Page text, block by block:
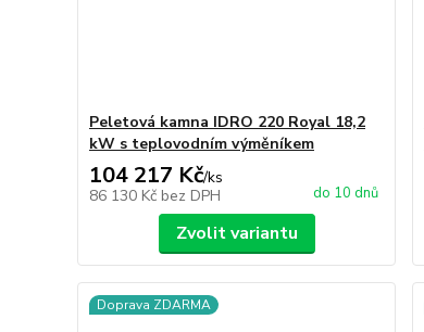
Peletová kamna IDRO 220 Royal 18,2
kW s teplovodním výměníkem
104 217 Kč/ks
86 130 Kč bez DPH do 10 dnů
Zvolit variantu
Doprava ZDARMA